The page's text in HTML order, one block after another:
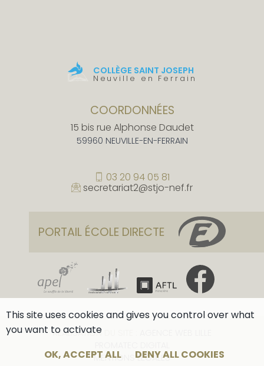
COLLÈGE SAINT JOSEPH
Neuville en Ferrain
RÉALISATION DU SITE :
MENTIONS LÉGALES
COORDONNÉES
15 bis rue Alphonse Daudet
59960 NEUVILLE-EN-FERRAIN
03 20 94 05 81
secretariat2@stjo-nef.fr
PORTAIL ÉCOLE DIRECTE
This site uses cookies and gives you control over what
you want to activate
OK, ACCEPT ALL
DENY ALL COOKIES